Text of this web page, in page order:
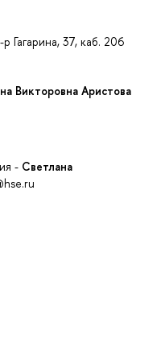
Гагарина, 37, каб. 206
Викторовна Аристова
- Светлана